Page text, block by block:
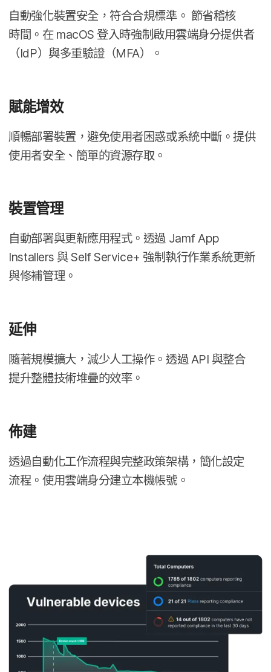
自動​強化​裝置​安全，​符合​合規標準。 節​省​稽核​
時間。​在macOS登入​時​強制​啟用​雲端身​分​提供​者​
（IdP）​與​多​重驗​證（MFA）。
賦​能​增效
順暢部署​裝置，​避免​使用​者​困惑​或​系統​中斷。​提供​
使用​者​安全、​簡單​的​資源​存取。
裝置​管理
自動部署​與​更新​應​用​程式。​透過 Jamf App
Installers 與Self Service+ 強制​執行​作業​系統​更​新​
與​修補​管理。
延伸
隨​著​規模​擴大，​減少​人​工​操作。​透過API 與​整合​
提升​整體​技術​堆疊​的​效率。
佈​建
透過​自動化​工作​流程​與​完整​政策​架構，​簡化​設定​
流程。​使用​雲端身​分​建立​本機​帳號。